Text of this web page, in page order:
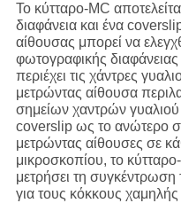
Το κύτταρο-MC
διαφάνεια και ένα
αίθουσας μπορεί να
φωτογραφικής
περιέχει τις χάντρες
μετρώντας αίθουσα
σημείων χαντρών
coverslip ως το ανώτερο
μετρώντας αίθουσες σε
μικροσκοπίου, το
μετρήσει τη συγκέντρωση
για τους κόκκους